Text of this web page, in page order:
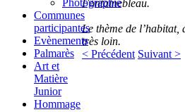
Fontainebleau.
Le thème de l’habitat,
très loin.
< Précédent Suivant >
Photographie
Communes
participantes
Evènements
Palmarès
Art et
Matière
Junior
Hommage